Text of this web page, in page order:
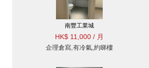
南豐工業城
HK$ 11,000 / 月
企理倉寫,有冷氣,約睇樓